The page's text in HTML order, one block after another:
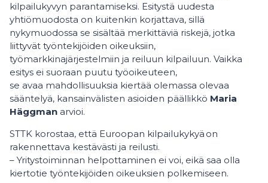
kilpailukyvyn parantamiseksi. Esitystä uudesta
yhtiömuodosta on kuitenkin korjattava, sillä
nykymuodossa se sisältää merkittäviä riskejä, jotka
liittyvät työntekijöiden oikeuksiin,
työmarkkinajärjestelmiin ja reiluun kilpailuun. Vaikka
esitys ei suoraan puutu työoikeuteen,
se avaa mahdollisuuksia kiertää olemassa olevaa
sääntelyä, kansainvälisten asioiden päällikkö Maria
Häggman arvioi.
STTK korostaa, että Euroopan kilpailukykyä on
rakennettava kestävästi ja reilusti.
– Yritystoiminnan helpottaminen ei voi, eikä saa olla
kiertotie työntekijöiden oikeuksien polkemiseen.